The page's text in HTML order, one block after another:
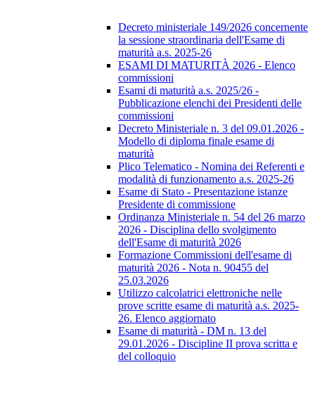
Decreto ministeriale 149/2026 concernente
la sessione straordinaria dell'Esame di
maturità a.s. 2025-26
ESAMI DI MATURITÀ 2026 - Elenco
commissioni
Esami di maturità a.s. 2025/26 -
Pubblicazione elenchi dei Presidenti delle
commissioni
Decreto Ministeriale n. 3 del 09.01.2026 -
Modello di diploma finale esame di
maturità
Plico Telematico - Nomina dei Referenti e
modalità di funzionamento a.s. 2025-26
Esame di Stato - Presentazione istanze
Presidente di commissione
Ordinanza Ministeriale n. 54 del 26 marzo
2026 - Disciplina dello svolgimento
dell'Esame di maturità 2026
Formazione Commissioni dell'esame di
maturità 2026 - Nota n. 90455 del
25.03.2026
Utilizzo calcolatrici elettroniche nelle
prove scritte esame di maturità a.s. 2025-
26. Elenco aggiornato
Esame di maturità - DM n. 13 del
29.01.2026 - Discipline II prova scritta e
del colloquio